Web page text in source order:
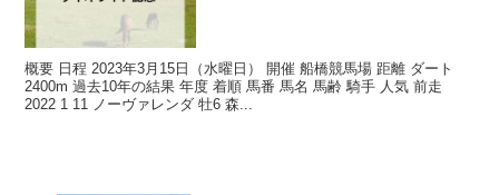
概要 日程 2023年3月15日（水曜日） 開催 船橋競馬場 距離 ダート
2400m 過去10年の結果 年度 着順 馬番 馬名 馬齢 騎手 人気 前走
2022 1 11 ノーヴァレンダ 牡6 森...